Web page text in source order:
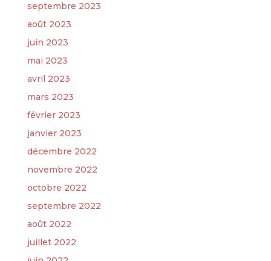
septembre 2023
août 2023
juin 2023
mai 2023
avril 2023
mars 2023
février 2023
janvier 2023
décembre 2022
novembre 2022
octobre 2022
septembre 2022
août 2022
juillet 2022